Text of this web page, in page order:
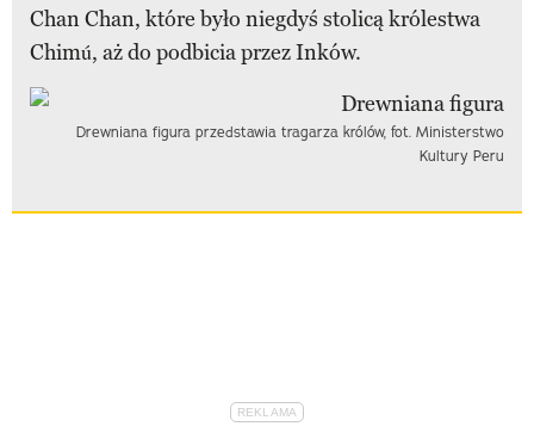
Chan Chan, które było niegdyś stolicą królestwa
Chimú, aż do podbicia przez Inków.
Drewniana figura przedstawia tragarza królów, fot. Ministerstwo
Kultury Peru